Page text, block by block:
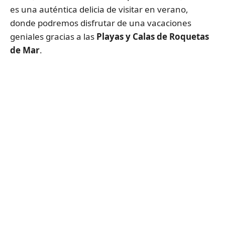
es una auténtica delicia de visitar en verano,
donde podremos disfrutar de una vacaciones
geniales gracias a las Playas y Calas de Roquetas
de Mar.